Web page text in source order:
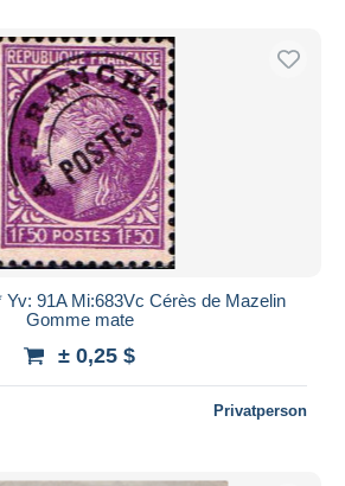
Yv: 91A Mi:683Vc Cérès de Mazelin
Gomme mate
± 0,25 $
Privatperson